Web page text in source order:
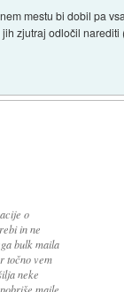
mestu bi dobil pa
zjutraj odločil
o
in ne
bulk maila
točno vem
neke